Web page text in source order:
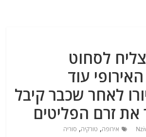
לסחוט
עוד
לאחר שכבר קיבל
אירופה, טורקיה, סוריה